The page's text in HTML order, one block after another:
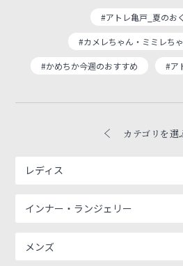
#アトレ亀戸_夏のお
#カメレちゃん・ミミレち
#かめちか今週のおすすめ #ア
カテゴリを選
レディス
インナー・ランジェリー
メンズ